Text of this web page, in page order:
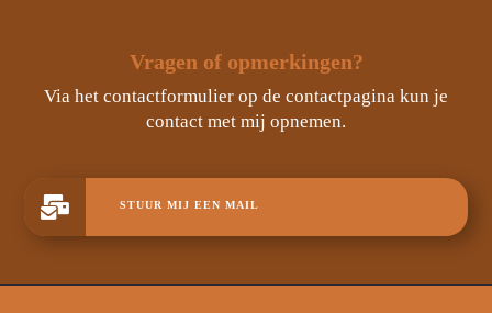
Vragen of opmerkingen?
Via het contactformulier op de contactpagina kun je
contact met mij opnemen.
 STUUR MIJ EEN MAIL